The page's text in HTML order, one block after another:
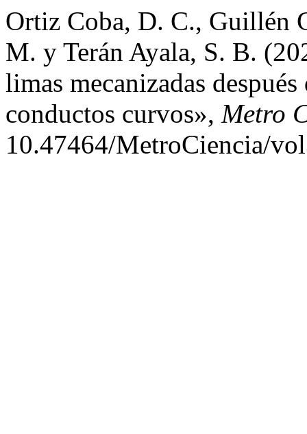
Ortiz Coba, D. C., Guillén
M. y Terán Ayala, S. B.
limas mecanizadas
conductos curvos», Metro
10.47464/MetroCiencia/